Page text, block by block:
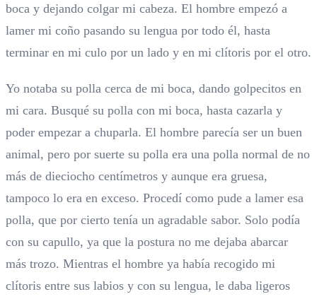
boca y dejando colgar mi cabeza. El hombre empezó a
lamer mi coño pasando su lengua por todo él, hasta
terminar en mi culo por un lado y en mi clítoris por el otro.
Yo notaba su polla cerca de mi boca, dando golpecitos en
mi cara. Busqué su polla con mi boca, hasta cazarla y
poder empezar a chuparla. El hombre parecía ser un buen
animal, pero por suerte su polla era una polla normal de no
más de dieciocho centímetros y aunque era gruesa,
tampoco lo era en exceso. Procedí como pude a lamer esa
polla, que por cierto tenía un agradable sabor. Solo podía
con su capullo, ya que la postura no me dejaba abarcar
más trozo. Mientras el hombre ya había recogido mi
clítoris entre sus labios y con su lengua, le daba ligeros